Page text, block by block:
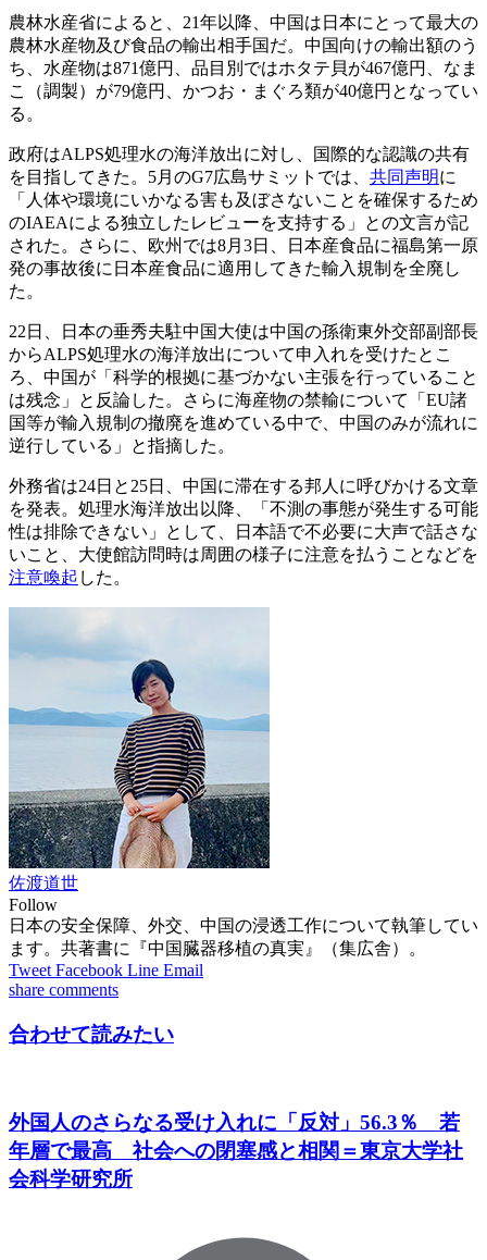
農林水産省によると、21年以降、中国は日本にとって最大の
農林水産物及び食品の輸出相手国だ。中国向けの輸出額のう
ち、水産物は871億円、品目別ではホタテ貝が467億円、なま
こ（調製）が79億円、かつお・まぐろ類が40億円となってい
る。
政府はALPS処理水の海洋放出に対し、国際的な認識の共有
を目指してきた。5月のG7広島サミットでは、 共同声明に
「人体や環境にいかなる害も及ぼさないことを確保するため
のIAEAによる独立したレビューを支持する」との文言が記
された。さらに、欧州では8月3日、日本産食品に福島第一原
発の事故後に日本産食品に適用してきた輸入規制を全廃し
た。
22日、日本の垂秀夫駐中国大使は中国の孫衛東外交部副部長
からALPS処理水の海洋放出について申入れを受けたとこ
ろ、中国が「科学的根拠に基づかない主張を行っていること
は残念」と反論した。さらに海産物の禁輸について「EU諸
国等が輸入規制の撤廃を進めている中で、中国のみが流れに
逆行している」と指摘した。
外務省は24日と25日、中国に滞在する邦人に呼びかける文章
を発表。処理水海洋放出以降、「不測の事態が発生する可能
性は排除できない」として、日本語で不必要に大声で話さな
いこと、大使館訪問時は周囲の様子に注意を払うことなどを
注意喚起 した。
佐渡道世
Follow
日本の安全保障、外交、中国の浸透工作について執筆してい
ます。共著書に『中国臓器移植の真実』（集広舎）。
Tweet Facebook Line Email
share comments
合わせて読みたい
外国人のさらなる受け入れに「反対」56.3％ 若
年層で最高 社会への閉塞感と相関＝東京大学社
会科学研究所